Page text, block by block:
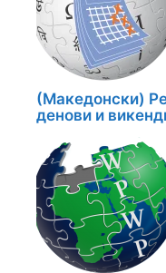
(Македонски)
денови и